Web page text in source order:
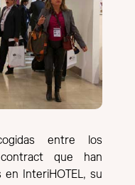
entre los
que han
InteriHOTEL, su